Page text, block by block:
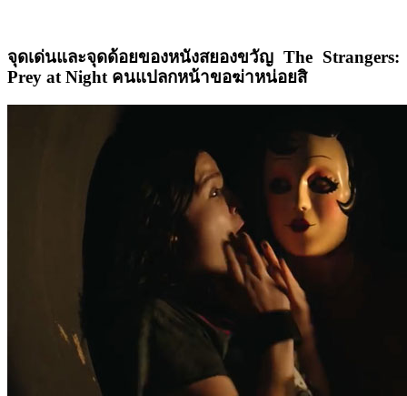
จุดเด่นและจุดด้อยของหนังสยองขวัญ The Strangers:
Prey at Night คนแปลกหน้าขอฆ่าหน่อยสิ